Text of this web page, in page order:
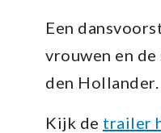
Een
vrouwen en de
den Hollander.
Kijk de trailer